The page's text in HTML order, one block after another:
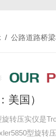
/ 公路道路桥
美国）
转压实仪是
型旋转